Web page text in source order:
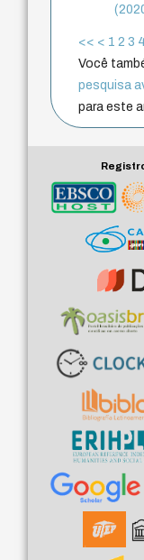
<< < 1 2 3 4
Você
pesquisa
para este